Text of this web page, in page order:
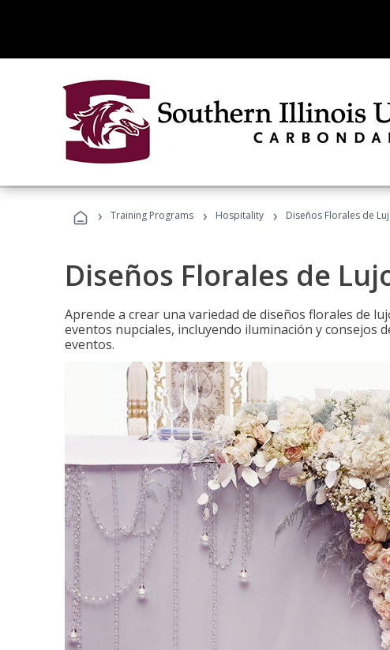
› Training Programs › Hospitality › Diseños Florales de
Diseños Florales de
Aprende a crear una variedad de diseños florales de
eventos nupciales, incluyendo iluminación y consejos
eventos.